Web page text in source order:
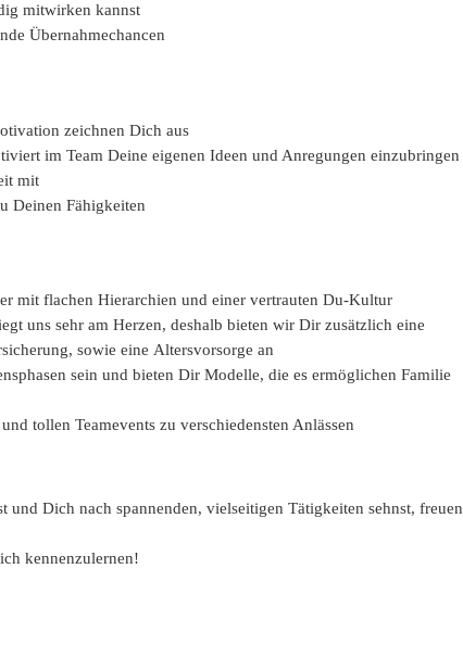
mitwirken kannst
Übernahmechancen
zeichnen Dich aus
im Team Deine eigenen Ideen und Anregungen einzubringen
mit
Deinen Fähigkeiten
mit flachen Hierarchien und einer vertrauten Du-Kultur
uns sehr am Herzen, deshalb bieten wir Dir zusätzlich eine
sowie eine Altersvorsorge an
sein und bieten Dir Modelle, die es ermöglichen Familie
tollen Teamevents zu verschiedensten Anlässen
Dich nach spannenden, vielseitigen Tätigkeiten sehnst, freuen
kennenzulernen!